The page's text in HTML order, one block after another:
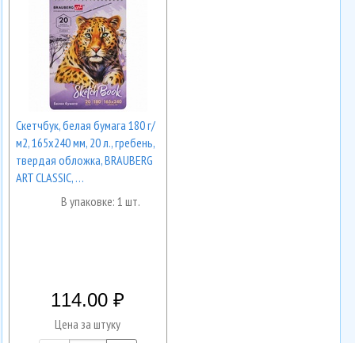
Скетчбук, белая бумага 180 г/
м2, 165х240 мм, 20 л., гребень,
твердая обложка, BRAUBERG
ART CLASSIC, …
В упаковке: 1 шт.
114.00
Цена за штуку